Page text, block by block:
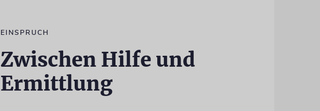
EINSPRUCH
Zwischen Hilfe und
Ermittlung